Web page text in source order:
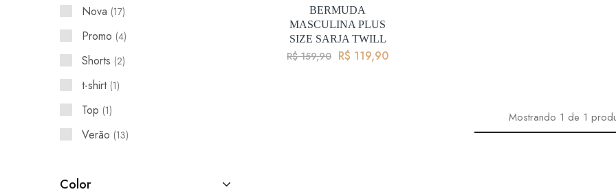
BERMUDA
MASCULINA PLUS
SIZE SARJA TWILL
R$159,90 R$ 119,90
Mostrando 1de 1
Nova 17
Promo 4
Shorts 2
t-shirt 1
Top 1
Verão 13
Color